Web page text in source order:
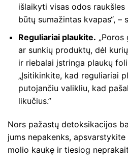
išlaikyti visas odos raukšles
būtų sumažintas kvapas“, –
Reguliariai plaukite.
ar sunkių produktų, dėl
ir riebalai įstringa plaukų
„Įsitikinkite, kad reguliariai
putojančiu valikliu, kad
likučius.”
Nors pažastų detoksikacijos
jums nepakenks,
molio kaukę ir tiesiog